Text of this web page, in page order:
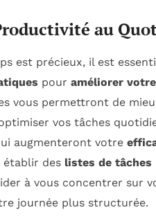
au
est précieux, il est
pour améliorer votre
vous permettront de
vos tâches
augmenteront votre
établir des listes de tâches
à vous concentrer sur
journée plus structurée.